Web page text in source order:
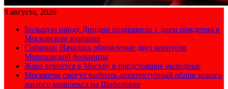
9 августа, 2026
Большую панду Диндин поздравили с днем рождения в
Московском зоопарке
Собянин: Началось обновление двух корпусов
Морозовской больницы
Жара вернется в Москву в предстоящие выходные
Москвичи смогут выбрать архитектурный облик нового
жилого комплекса на Шаболовке